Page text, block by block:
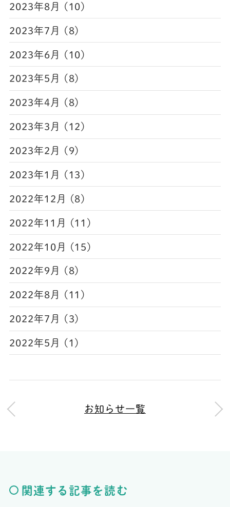
2023年8月 (10)
2023年7月 (8)
2023年6月 (10)
2023年5月 (8)
2023年4月 (8)
2023年3月 (12)
2023年2月 (9)
2023年1月 (13)
2022年12月 (8)
2022年11月 (11)
2022年10月 (15)
2022年9月 (8)
2022年8月 (11)
2022年7月 (3)
2022年5月 (1)
お知らせ一覧
関連する記事を読む